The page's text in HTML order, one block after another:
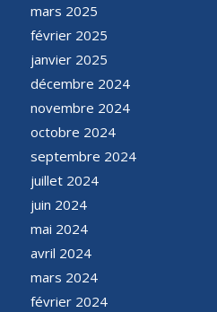
mars 2025
février 2025
janvier 2025
décembre 2024
novembre 2024
octobre 2024
septembre 2024
juillet 2024
juin 2024
mai 2024
avril 2024
mars 2024
février 2024